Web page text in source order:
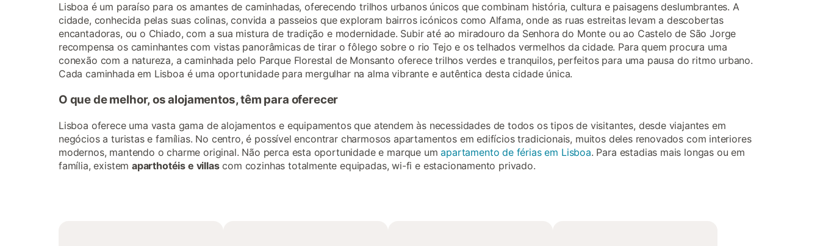
Lisboa é um paraíso para os amantes de caminhadas, oferecendo trilhos urbanos únicos que combinam história, cultura e paisagens deslumbrantes. A
cidade, conhecida pelas suas colinas, convida a passeios que exploram bairros icónicos como Alfama, onde as ruas estreitas levam a descobertas
encantadoras, ou o Chiado, com a sua mistura de tradição e modernidade. Subir até ao miradouro da Senhora do Monte ou ao Castelo de São Jorge
recompensa os caminhantes com vistas panorâmicas de tirar o fôlego sobre o rio Tejo e os telhados vermelhos da cidade. Para quem procura uma
conexão com a natureza, a caminhada pelo Parque Florestal de Monsanto oferece trilhos verdes e tranquilos, perfeitos para uma pausa do ritmo urbano.
Cada caminhada em Lisboa é uma oportunidade para mergulhar na alma vibrante e autêntica desta cidade única.
O que de melhor, os alojamentos, têm para oferecer
Lisboa oferece uma vasta gama de alojamentos e equipamentos que atendem às necessidades de todos os tipos de visitantes, desde viajantes em
negócios a turistas e famílias. No centro, é possível encontrar charmosos apartamentos em edifícios tradicionais, muitos deles renovados com interiores
modernos, mantendo o charme original. Não perca esta oportunidade e marque umapartamento de férias em Lisboa. Para estadias mais longas ou em
família, existemaparthotéis e villascom cozinhas totalmente equipadas, wi-fi e estacionamento privado.